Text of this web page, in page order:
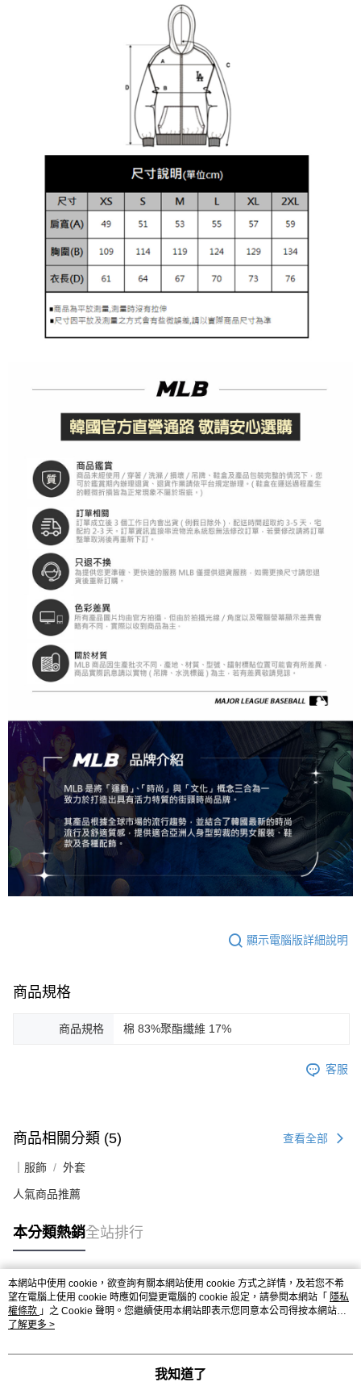
顯示電腦版詳細說明
商品規格
商品規格 棉 83%聚酯纖維 17%
客服
商品相關分類 (5) 查看全部
｜服飾 外套
人氣商品推薦
本分類熱銷全站排行
熱門標籤
本網站中使用 cookie，欲查詢有關本網站使用 cookie 方式之詳情，及若您不希
望在電腦上使用 cookie 時應如何變更電腦的 cookie 設定，請參閱本網站「 隱私
權條款 」之 Cookie 聲明。您繼續使用本網站即表示您同意本公司得按本網站使
用條款之 Cookie 聲明使用 cookie。
了解更多 >
我知道了